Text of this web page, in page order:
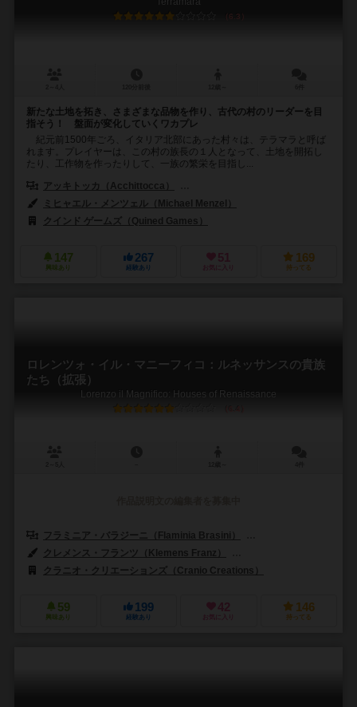
6.3
新たな土地を拓き、さまざまな品物を作り、古代の村のリーダーを目
指そう！ 盤面が変化していくワカプレ
紀元前1500年ごろ、イタリア北部にあった村々は、テラマラと呼ば
れます。プレイヤーは、この村の族長の１人となって、土地を開拓し
たり、工作物を作ったりして、一族の繁栄を目指し...
アッキトッカ（Acchittocca）
ミヒャエル・メンツェル（Michael Menzel）
クインド ゲームズ（Quined Games）
147
興味あり
267
経験あり
51
お気に入り
169
持ってる
ロレンツォ・イル・マニーフィコ：ルネッサンスの貴族
たち（拡張）
Lorenzo il Magnifico: Houses of Renaissance
フラミニア・バラジーニ（Flaminia Brasini）
クレメンス・フランツ（Klemens Franz）
クラニオ・クリエーションズ（Cranio Creations）
59
興味あり
199
経験あり
42
お気に入り
146
持ってる